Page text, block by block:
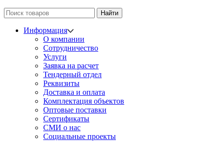
Найти
Информация
О компании
Сотрудничество
Услуги
Заявка на расчет
Тендерный отдел
Реквизиты
Доставка и оплата
Комплектация объектов
Оптовые поставки
Сертификаты
СМИ о нас
Социальные проекты